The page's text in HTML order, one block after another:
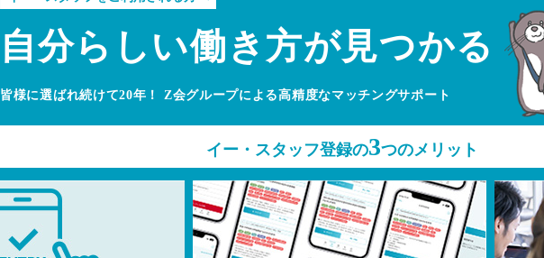
自分らしい働き方が見つかる
皆様に選ばれ続けて20年！ Z会グループによる高精度なマッチングサポート
イー・スタッフ登録の3つのメリット